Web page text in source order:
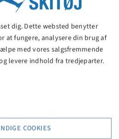
dig. Dette websted benytter
at fungere, analysere din brug af
med vores salgsfremmende
levere indhold fra tredjeparter.
COOKIES